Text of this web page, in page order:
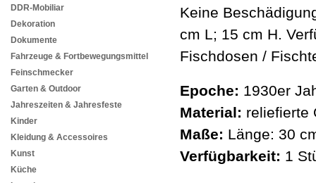
DDR-Mobiliar
Dekoration
Dokumente
Fahrzeuge & Fortbewegungsmittel
Feinschmecker
Garten & Outdoor
Jahreszeiten & Jahresfeste
Kinder
Kleidung & Accessoires
Kunst
Küche
Keine
cm L; 15 cm H.
Fischdosen /
Epoche: 1930er
Material: reliefierte
Maße: Länge: 30
Verfügbarkeit: 1